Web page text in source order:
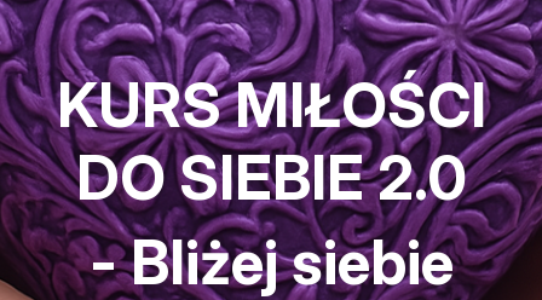
KURS MIŁOŚCI
DO SIEBIE 2.0
- Bliżej siebie